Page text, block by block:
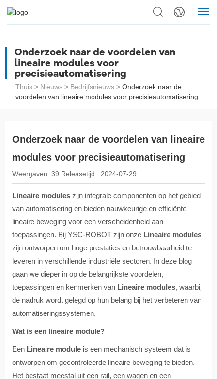
Onderzoek naar de voordelen van
lineaire modules voor
precisieautomatisering
Thuis > Nieuws > Bedrijfsnieuws > Onderzoek naar de
voordelen van lineaire modules voor precisieautomatisering
Onderzoek naar de voordelen van lineaire
modules voor precisieautomatisering
Weergaven: 39 Releasetijd : 2024-07-29
Lineaire modules zijn integrale componenten op het gebied
van automatisering en bieden nauwkeurige en efficiënte
lineaire beweging voor een verscheidenheid aan
toepassingen. Bij YSC-ROBOT zijn onze Lineaire modules
zijn ontworpen om hoge prestaties en betrouwbaarheid te
leveren in verschillende industriële sectoren. In deze blog
gaan we dieper in op de belangrijkste voordelen,
toepassingen en kenmerken van Lineaire modules, waarbij
de nadruk wordt gelegd op hun belang bij het verbeteren van
automatiseringssystemen.
Wat is een lineaire module?
Een Lineaire module is een mechanisch systeem dat is
ontworpen om gecontroleerde lineaire beweging te bieden.
Het bestaat meestal uit een rail, een wagen en een